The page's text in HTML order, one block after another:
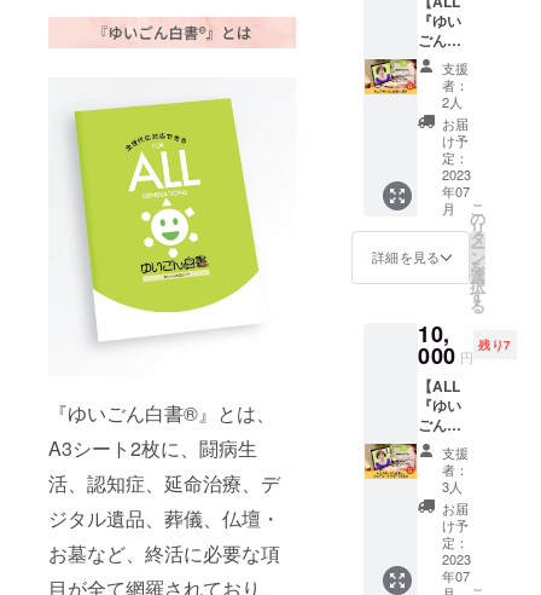
『ゆいごん白書®』とは、
A3シート2枚に、闘病生
活、認知症、延命治療、デ
ジタル遺品、葬儀、仏壇・
お墓など、終活に必要な項
目が全て網羅されており、
ね。 ※
呼んで
ほしい
お名前
を備考
欄にご
記入く
ださ
い。 ※
ニック
ネーム
でもご
ただけ
ます。
ら1年以
内に実
施いた
しま
す。
v0wP_
DEJHf
A ※掲載
するお
名前を
備考欄
にご記
入くだ
さい。
※ニック
ネーム
での掲
載も可
能で
ら1年以
内に作
成する
動画に
掲載い
たしま
す。
常講座
の開催
時間は
約120分
です
が、ク
ラウド
ファン
ディン
グ限
定！ オ
リジナ
ルの
講座
（約60
分）を
プラス
しま
す。 合
計180
分、
しっか
りと
ALL『
ゆいご
ん白書
🄬』を
『ゆい
ごん白
書🄬』
個人】
ALL『
ゆいご
ん白書
🄬』の
作成講
座を
Zoomで
行いま
す！ マ
ンツー
マンで
ますの
で、他
の方に
気兼ね
なくい
ろいろ
お話し
しなが
らすす
めるこ
とがで
きま
す。 通
常講座
支援
者：
2人
お届
け予
定：
2023
年07
月
詳細を見る
こ
の
リ
タ
ー
ン
を
選
択
す
る
10,
000 円
残り7
【ALL
『ゆい
ごん白
書🄬』
プライ
ベート
グルー
プ2名
分】
ALL『
ゆいご
支援
者：
3人
お届
け予
定：
2023
年07